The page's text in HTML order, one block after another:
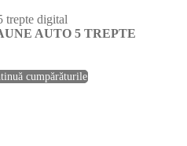
AUTO 5 TREPTE
cumpărăturile